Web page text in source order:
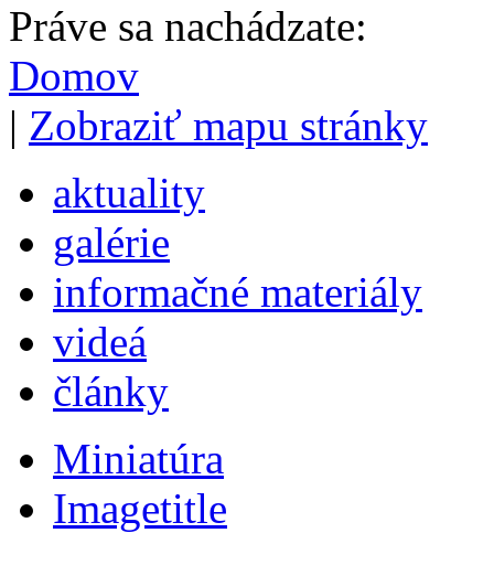
Práve sa nachádzate:
Domov
| Zobraziť mapu stránky
aktuality
galérie
informačné materiály
videá
články
Miniatúra
Imagetitle